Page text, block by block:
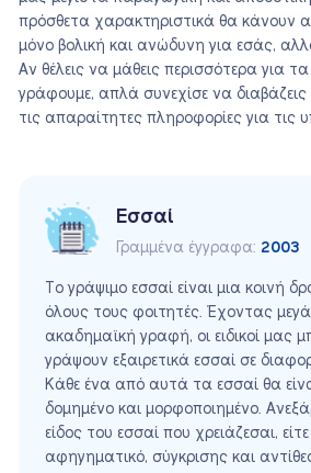
πρόσθετα χαρακτηριστικά θα κάνουν
μόνο βολική και ανώδυνη για εσάς,
Αν θέλεις να μάθεις περισσότερα για
γράφουμε, απλά συνεχίσε να
τις απαραίτητες πληροφορίες για τις
Εσσαί
Γραμμένα έγγραφα: 2003
Το γράψιμο εσσαί είναι μια κοινή
όλους τους φοιτητές. Έχοντας
ακαδημαϊκή γραφή, οι ειδικοί μας
γράψουν εξαιρετικά εσσαί σε
Κάθε ένα από αυτά τα εσσαί θα
δομημένο και μορφοποιημένο.
είδος του εσσαί που χρειάζεσαι,
αφηγηματικό, σύγκρισης και